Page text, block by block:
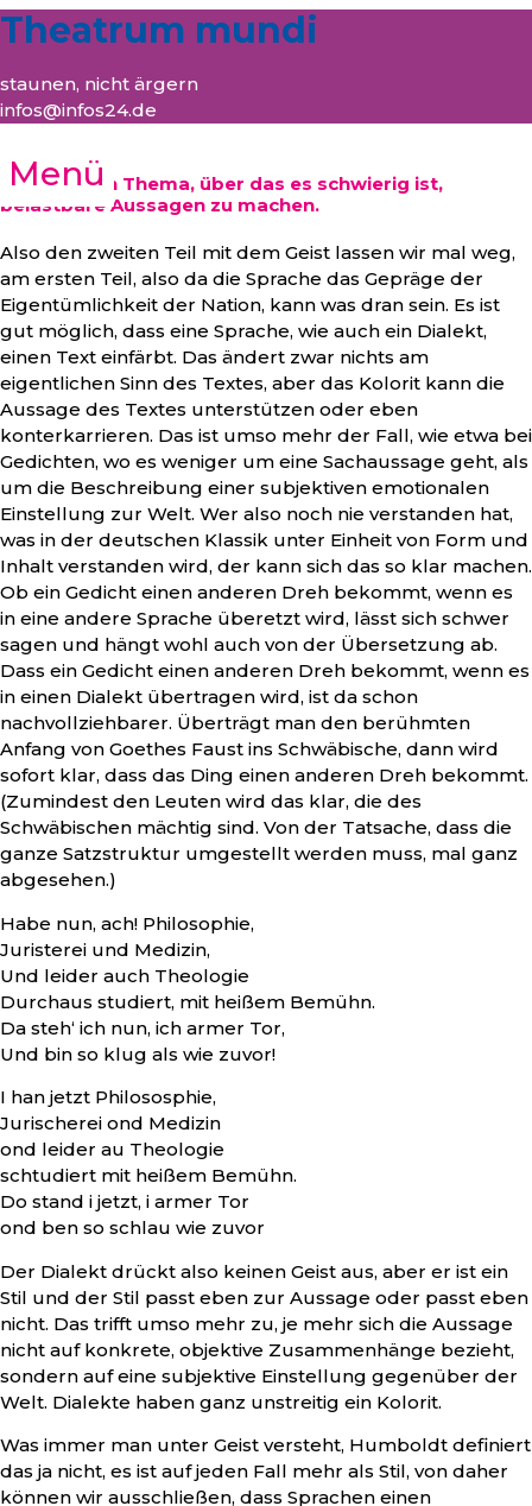
Theatrum mundi
staunen, nicht ärgern
infos@infos24.de
Menü
Dialekte: Ein Thema, über das es schwierig ist,
belastbare Aussagen zu machen.
Also den zweiten Teil mit dem Geist lassen wir mal weg,
am ersten Teil, also da die Sprache das Gepräge der
Eigentümlichkeit der Nation, kann was dran sein. Es ist
gut möglich, dass eine Sprache, wie auch ein Dialekt,
einen Text einfärbt. Das ändert zwar nichts am
eigentlichen Sinn des Textes, aber das Kolorit kann die
Aussage des Textes unterstützen oder eben
konterkarrieren. Das ist umso mehr der Fall, wie etwa bei
Gedichten, wo es weniger um eine Sachaussage geht, als
um die Beschreibung einer subjektiven emotionalen
Einstellung zur Welt. Wer also noch nie verstanden hat,
was in der deutschen Klassik unter Einheit von Form und
Inhalt verstanden wird, der kann sich das so klar machen.
Ob ein Gedicht einen anderen Dreh bekommt, wenn es
in eine andere Sprache überetzt wird, lässt sich schwer
sagen und hängt wohl auch von der Übersetzung ab.
Dass ein Gedicht einen anderen Dreh bekommt, wenn es
in einen Dialekt übertragen wird, ist da schon
nachvollziehbarer. Überträgt man den berühmten
Anfang von Goethes Faust ins Schwäbische, dann wird
sofort klar, dass das Ding einen anderen Dreh bekommt.
(Zumindest den Leuten wird das klar, die des
Schwäbischen mächtig sind. Von der Tatsache, dass die
ganze Satzstruktur umgestellt werden muss, mal ganz
abgesehen.)
Habe nun, ach! Philosophie,
Juristerei und Medizin,
Und leider auch Theologie
Durchaus studiert, mit heißem Bemühn.
Da steh‘ ich nun, ich armer Tor,
Und bin so klug als wie zuvor!
I han jetzt Philososphie,
Jurischerei ond Medizin
ond leider au Theologie
schtudiert mit heißem Bemühn.
Do stand i jetzt, i armer Tor
ond ben so schlau wie zuvor
Der Dialekt drückt also keinen Geist aus, aber er ist ein
Stil und der Stil passt eben zur Aussage oder passt eben
nicht. Das trifft umso mehr zu, je mehr sich die Aussage
nicht auf konkrete, objektive Zusammenhänge bezieht,
sondern auf eine subjektive Einstellung gegenüber der
Welt. Dialekte haben ganz unstreitig ein Kolorit.
Was immer man unter Geist versteht, Humboldt definiert
das ja nicht, es ist auf jeden Fall mehr als Stil, von daher
können wir ausschließen, dass Sprachen einen